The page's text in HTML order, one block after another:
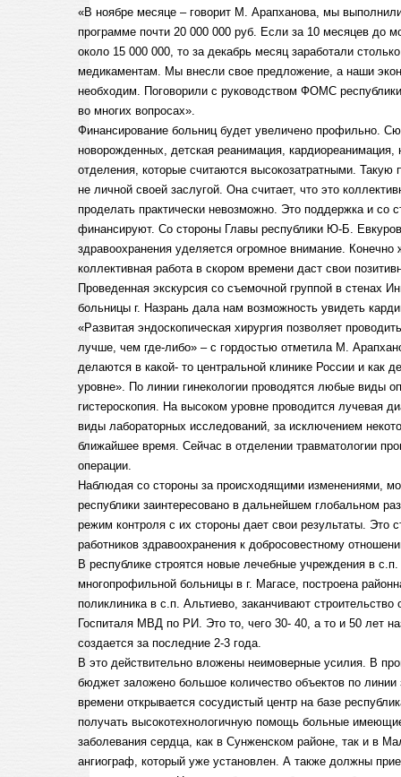
«В ноябре месяце – говорит М. Арапханова, мы
программе почти 20 000 000 руб. Если за 10 месяцев до
около 15 000 000, то за декабрь месяц заработали
медикаментам. Мы внесли свое предложение, а наши
необходим. Поговорили с руководством ФОМС
во многих вопросах».
Финансирование больниц будет увеличено профильно.
новорожденных, детская реанимация,
отделения, которые считаются высокозатратными.
не личной своей заслугой. Она считает, что это
проделать практически невозможно. Это поддержка и со
финансируют. Со стороны Главы республики Ю-Б.
здравоохранения уделяется огромное внимание.
коллективная работа в скором времени даст свои
Проведенная экскурсия со съемочной группой в стенах
больницы г. Назрань дала нам возможность увидеть
«Развитая эндоскопическая хирургия позволяет
лучше, чем где-либо» – с гордостью отметила М.
делаются в какой- то центральной клинике России и как
уровне». По линии гинекологии проводятся любые виды
гистероскопия. На высоком уровне проводится лучевая
виды лабораторных исследований, за исключением
ближайшее время. Сейчас в отделении травматологии
операции.
Наблюдая со стороны за происходящими изменениями,
республики заинтересовано в дальнейшем глобальном
режим контроля с их стороны дает свои результаты. Это
работников здравоохранения к добросовестному
В республике строятся новые лечебные учреждения в
многопрофильной больницы в г. Магасе, построена
поликлиника в с.п. Альтиево, заканчивают
Госпиталя МВД по РИ. Это то, чего 30- 40, а то и 50 лет
создается за последние 2-3 года.
В это действительно вложены неимоверные усилия. В
бюджет заложено большое количество объектов по
времени открывается сосудистый центр на базе
получать высокотехнологичную помощь больные
заболевания сердца, как в Сунженском районе, так и в
ангиограф, который уже установлен. А также должны